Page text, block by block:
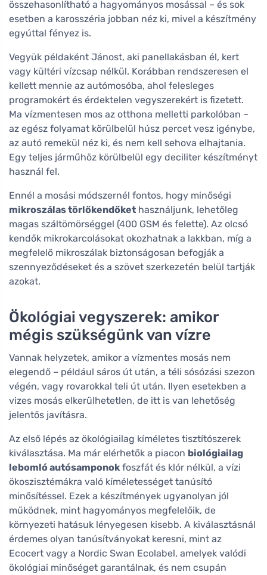
összehasonlítható a hagyományos mosással – és sok
esetben a karosszéria jobban néz ki, mivel a készítmény
egyúttal fényez is.
Vegyük példaként Jánost, aki panellakásban él, kert
vagy kültéri vízcsap nélkül. Korábban rendszeresen el
kellett mennie az autómosóba, ahol felesleges
programokért és érdektelen vegyszerekért is fizetett.
Ma vízmentesen mos az otthona melletti parkolóban –
az egész folyamat körülbelül húsz percet vesz igénybe,
az autó remekül néz ki, és nem kell sehova elhajtania.
Egy teljes járműhöz körülbelül egy deciliter készítményt
használ fel.
Ennél a mosási módszernél fontos, hogy minőségi
mikroszálas törlőkendőket használjunk, lehetőleg
magas száltömörséggel (400 GSM és felette). Az olcsó
kendők mikrokarcolásokat okozhatnak a lakkban, míg a
megfelelő mikroszálak biztonságosan befogják a
szennyeződéseket és a szövet szerkezetén belül tartják
azokat.
Ökológiai vegyszerek: amikor
mégis szükségünk van vízre
Vannak helyzetek, amikor a vízmentes mosás nem
elegendő – például sáros út után, a téli sósózási szezon
végén, vagy rovarokkal teli út után. Ilyen esetekben a
vizes mosás elkerülhetetlen, de itt is van lehetőség
jelentős javításra.
Az első lépés az ökológiailag kíméletes tisztítószerek
kiválasztása. Ma már elérhetők a piacon biológiailag
lebomló autósamponok foszfát és klór nélkül, a vízi
ökoszisztémákra való kíméletességet tanúsító
minősítéssel. Ezek a készítmények ugyanolyan jól
működnek, mint hagyományos megfelelőik, de
környezeti hatásuk lényegesen kisebb. A kiválasztásnál
érdemes olyan tanúsítványokat keresni, mint az
Ecocert vagy a Nordic Swan Ecolabel, amelyek valódi
ökológiai minőséget garantálnak, és nem csupán